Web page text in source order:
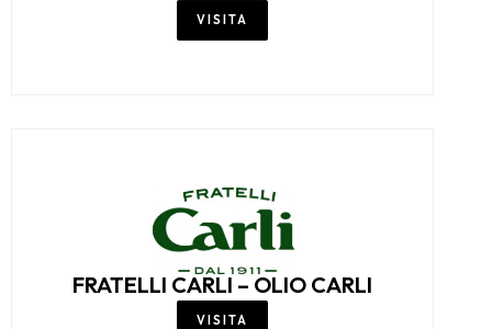
VISITA
FRATELLI CARLI – OLIO CARLI
VISITA